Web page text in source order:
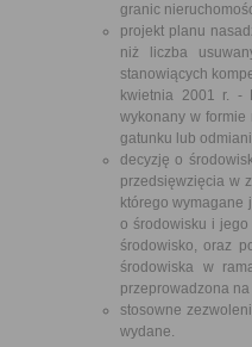
granic
projekt planu
niż liczba
stanowiących
kwietnia 2001 r. -
wykonany w formie
gatunku lub
decyzję o
przedsięwzięcia w
którego wymagane
o środowisku i jego
środowisko, oraz
środowiska w
przeprowadzona
stosowne
wydane.